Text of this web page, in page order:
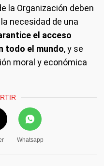
la Organización deben
necesidad de una
el acceso
todo el mundo, y se
moral y económica
Whatsapp